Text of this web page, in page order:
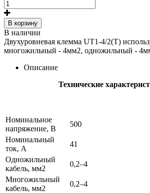
В корзину
В наличии
Двухуровневая клемма UT1-4/2(T)
многожильный - 4мм2, одножильный -
Описание
Технические
Номинальное
напряжение, В
500
Номинальный
ток, А
41
Одножильный
кабель, мм2
0,2–4
Многожильный
кабель, мм2
0,2–4